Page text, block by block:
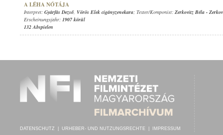
A LÉHA NÓTÁJA
Interpret: Gyárfás Dezső, Vörös Elek cigányzenekara; Texter/Komponist: Zerkovitz Béla -
Erscheinungsjahr: 1907 körül
132 Abspielen
DATENSCHUTZ URHEBER- UND NUTZUNGSRECHTE IMPRESSUM